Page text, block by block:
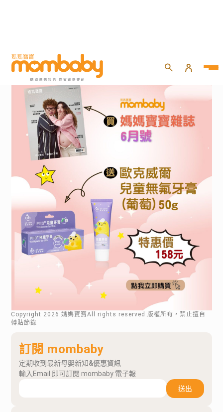
Copyright 2026 .媽媽寶寶All rights reserved.版權所有，禁止擅自
轉貼節錄
訂閱 mombaby
定期收到最新母嬰新知&優惠資訊
輸入Email 即可訂閱 mombaby 電子報
送出